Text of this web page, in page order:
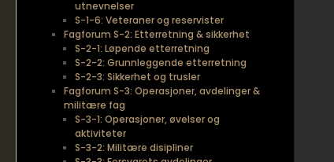
utnevnelser
S-1-6: Veteraner og reservister
Fagforum S-2: Etterretning & sikkerhet
S-2-1: Løpende etterretning
S-2-2: Grunnleggende etterretning
S-2-3: Sikkerhet og trusler
Fagforum S-3: Operasjoner, avdelinger &
militære fag
S-3-1: Operasjoner, øvelser og
aktiviteter
S-3-2: Militære disipliner